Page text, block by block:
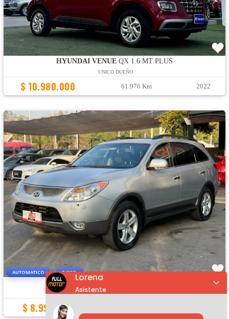
HYUNDAI VENUEQX 1.6 MT PLUS
UNICO DUEÑO
$ 10.980.000 61.976 Km 2022
AUTOMATICO DIESEL
HYUNDAI VERACRUZ
UNICO DUEÑO TRES CORRIDAS DE ASIENTO
$ 8.990.000
Lorena
Asistente